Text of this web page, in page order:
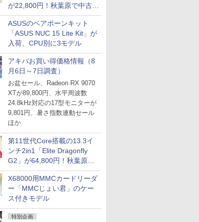
が22,800円！秋葉原で中古
PCセール
ASUSのベアボーンキット
「ASUS NUC 15 Lite Kit」が
入荷、CPU別に3モデル
アキバお買い得価格情報（8
月6日～7日調査）
お盆セール、Radeon RX 9070
XTが89,800円、水平周波数
24.8kHz対応の17型モニターが
9,801円、暑さ指数連動セール
ほか
第11世代Core搭載の13.3イ
ンチ2in1「Elite Dragonfly
G2」が64,800円！秋葉原で
中古PCセール
X68000用MMCカードリーダ
ー「MMCじょい君」のケー
ス付きモデル
特別企画